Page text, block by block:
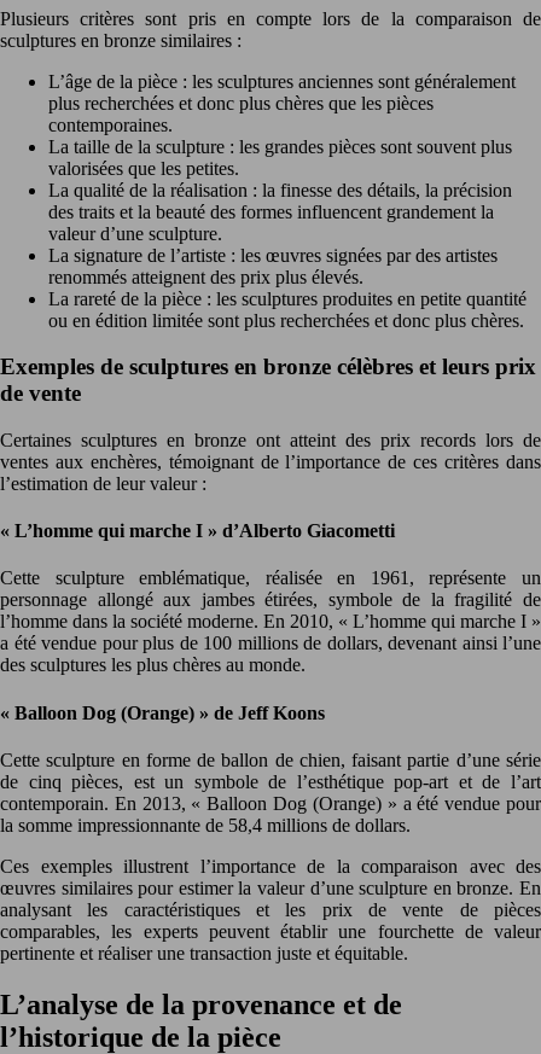
Plusieurs critères sont pris en compte lors de la comparaison de
sculptures en bronze similaires :
L’âge de la pièce : les sculptures anciennes sont généralement
plus recherchées et donc plus chères que les pièces
contemporaines.
La taille de la sculpture : les grandes pièces sont souvent plus
valorisées que les petites.
La qualité de la réalisation : la finesse des détails, la précision
des traits et la beauté des formes influencent grandement la
valeur d’une sculpture.
La signature de l’artiste : les œuvres signées par des artistes
renommés atteignent des prix plus élevés.
La rareté de la pièce : les sculptures produites en petite quantité
ou en édition limitée sont plus recherchées et donc plus chères.
Exemples de sculptures en bronze célèbres et leurs prix
de vente
Certaines sculptures en bronze ont atteint des prix records lors de
ventes aux enchères, témoignant de l’importance de ces critères dans
l’estimation de leur valeur :
« L’homme qui marche I » d’Alberto Giacometti
Cette sculpture emblématique, réalisée en 1961, représente un
personnage allongé aux jambes étirées, symbole de la fragilité de
l’homme dans la société moderne. En 2010, « L’homme qui marche I »
a été vendue pour plus de 100 millions de dollars, devenant ainsi l’une
des sculptures les plus chères au monde.
« Balloon Dog (Orange) » de Jeff Koons
Cette sculpture en forme de ballon de chien, faisant partie d’une série
de cinq pièces, est un symbole de l’esthétique pop-art et de l’art
contemporain. En 2013, « Balloon Dog (Orange) » a été vendue pour
la somme impressionnante de 58,4 millions de dollars.
Ces exemples illustrent l’importance de la comparaison avec des
œuvres similaires pour estimer la valeur d’une sculpture en bronze. En
analysant les caractéristiques et les prix de vente de pièces
comparables, les experts peuvent établir une fourchette de valeur
pertinente et réaliser une transaction juste et équitable.
L’analyse de la provenance et de
l’historique de la pièce